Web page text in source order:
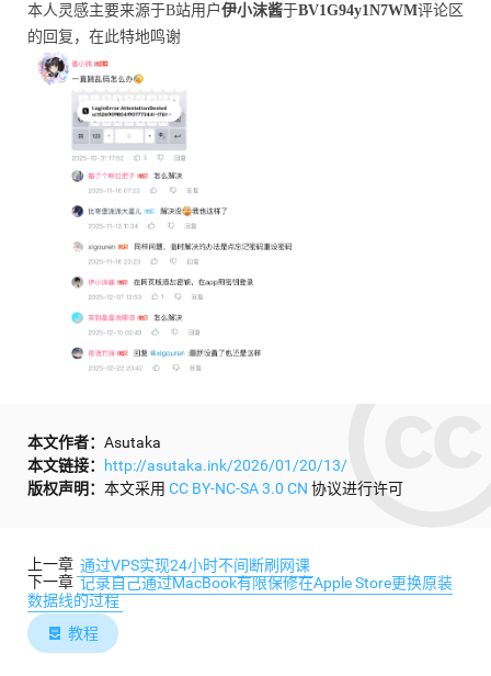
本人灵感主要来源于B站用户伊小沫酱于BV1G94y1N7WM评论区
的回复，在此特地鸣谢
本文作者： Asutaka
本文链接：
http://asutaka.ink/2026/01/20/13/
版权声明： 本文采用 CC BY-NC-SA 3.0 CN 协议进行许可
上一章 通过VPS实现24小时不间断刷网课
下一章 记录自己通过MacBook有限保修在Apple Store更换原装
数据线的过程
教程